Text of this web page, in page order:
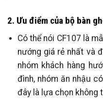
2. Ưu điểm của bộ bàn
Có thể nói CF107 là
nướng giá rẻ nhất và
nhóm khách hàng
đình, nhóm ăn nhậu
đây là lựa chọn không